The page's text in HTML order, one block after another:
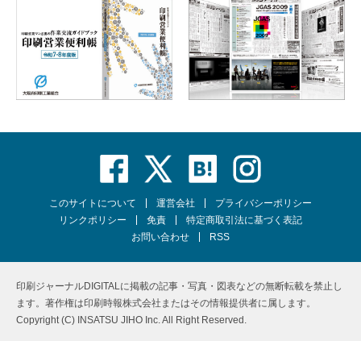
このサイトについて 運営会社
プライバシーポリシー
リンクポリシー
免責
特定商取引法に基づく表記
お問い合わせ
RSS
印刷ジャーナルDIGITALに掲載の記事・写真・図表などの無断転載を禁止し
ます。著作権は印刷時報株式会社またはその情報提供者に属します。
Copyright (C) INSATSU JIHO Inc. All Right Reserved.